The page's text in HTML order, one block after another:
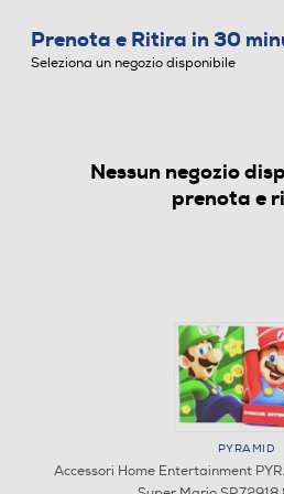
ACCESSORI HOME ENTERTAINMENT
Prenota e Ritira in 30
Seleziona un negozio disponibile
Nessun negozio
prenota e
PYRAMID
Accessori Home Entertainment